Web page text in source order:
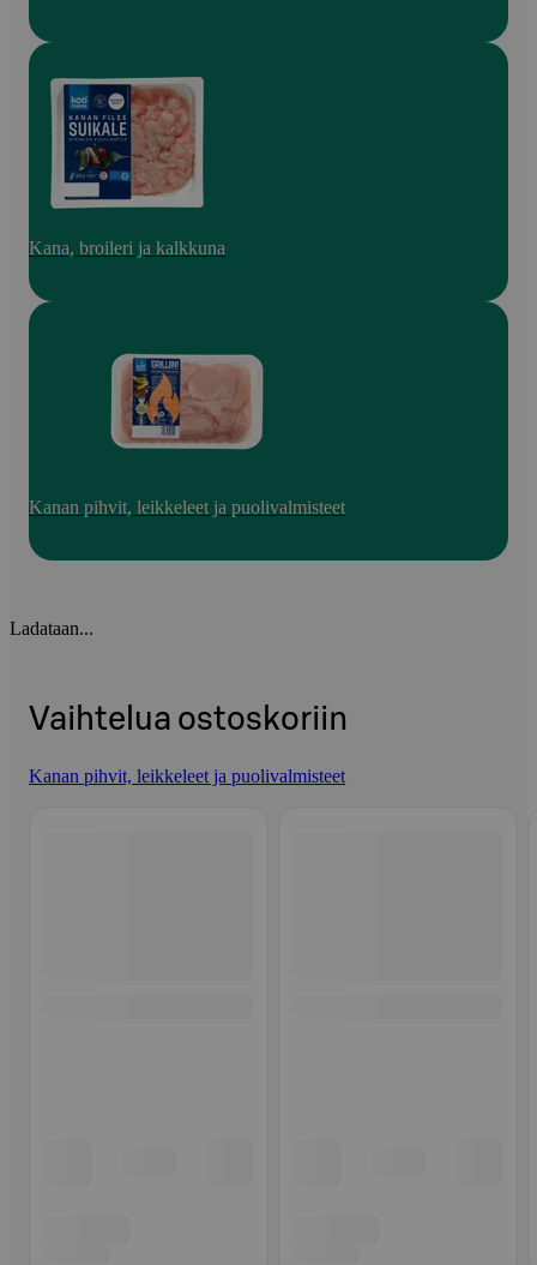
Kana, broileri ja kalkkuna
Kanan pihvit, leikkeleet ja puolivalmisteet
Ladataan...
Vaihtelua ostoskoriin
Kanan pihvit, leikkeleet ja puolivalmisteet